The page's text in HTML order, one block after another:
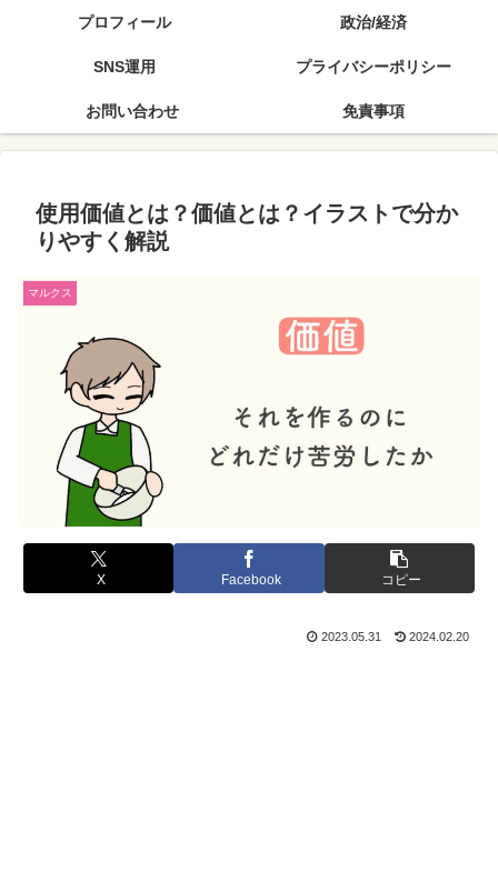
プロフィール 政治/経済
SNS運用 プライバシーポリシー
お問い合わせ 免責事項
使用価値とは？価値とは？イラストで分か
りやすく解説
マルクス
X Facebook コピー
2023.05.31 2024.02.20